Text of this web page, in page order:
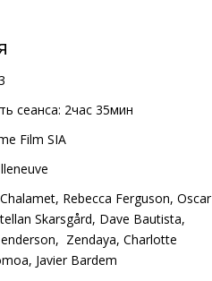
сеанса: 2час 35мин
Film SIA
, Rebecca Ferguson, Oscar
Skarsgård, Dave Bautista,
, Zendaya, Charlotte
, Javier Bardem